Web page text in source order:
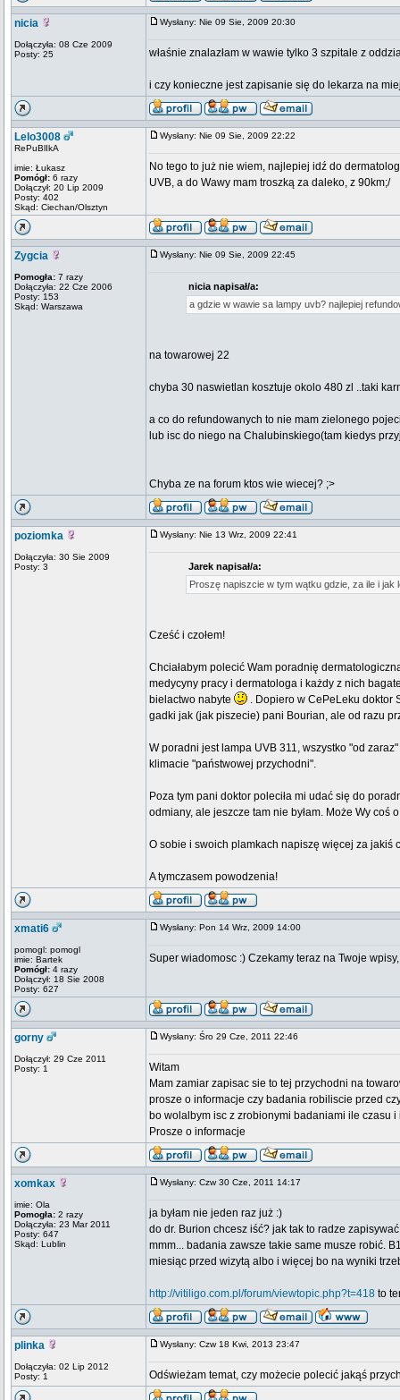
nicia
Dołączyła: 08 Cze 2009
Posty: 25
Wysłany: Nie 09 Sie, 2009 20:30
właśnie znalazłam w wawie tylko 3 szpitale z
i czy konieczne jest zapisanie się do lekarza na
Lelo3008
RePuBlIkA
imie: Łukasz
Pomógł: 6 razy
Dołączył: 20 Lip 2009
Posty: 402
Skąd: Ciechan/Olsztyn
Wysłany: Nie 09 Sie, 2009 22:22
No tego to już nie wiem, najlepiej idź do
UVB, a do Wawy mam troszką za daleko, z 90km;/
Zygcia
Pomogła: 7 razy
Dołączyła: 22 Cze 2006
Posty: 153
Skąd: Warszawa
Wysłany: Nie 09 Sie, 2009 22:45
nicia napisał/a:
a gdzie w wawie sa lampy uvb? najlepiej
na towarowej 22
chyba 30 naswietlan kosztuje okolo 480 zl ..taki
a co do refundowanych to nie mam zielonego
lub isc do niego na Chalubinskiego(tam kiedys
Chyba ze na forum ktos wie wiecej? ;>
poziomka
Dołączyła: 30 Sie 2009
Posty: 3
Wysłany: Nie 13 Wrz, 2009 22:41
Jarek napisał/a:
Proszę napiszcie w tym wątku gdzie, za ile i
Cześć i czołem!
Chciałabym polecić Wam poradnię
medycyny pracy i dermatologa i każdy z nich
bielactwo nabyte
. Dopiero w CePeLeku doktor
gadki jak (jak piszecie) pani Bourian, ale od razu
W poradni jest lampa UVB 311, wszystko "od
klimacie "państwowej przychodni".
Poza tym pani doktor poleciła mi udać się do
odmiany, ale jeszcze tam nie byłam. Może Wy coś
O sobie i swoich plamkach napiszę więcej za jakiś
A tymczasem powodzenia!
xmati6
pomogl: pomogl
imie: Bartek
Pomógł: 4 razy
Dołączył: 18 Sie 2008
Posty: 627
Wysłany: Pon 14 Wrz, 2009 14:00
Super wiadomosc :) Czekamy teraz na Twoje
gorny
Dołączył: 29 Cze 2011
Posty: 1
Wysłany: Śro 29 Cze, 2011 22:46
Witam
Mam zamiar zapisac sie to tej przychodni na
prosze o informacje czy badania robiliscie przed
bo wolalbym isc z zrobionymi badaniami ile czasu i
Prosze o informacje
xomkax
imie: Ola
Pomogła: 2 razy
Dołączyła: 23 Mar 2011
Posty: 647
Skąd: Lublin
Wysłany: Czw 30 Cze, 2011 14:17
ja byłam nie jeden raz już :)
do dr. Burion chcesz iść? jak tak to radze
mmm... badania zawsze takie same musze robić.
miesiąc przed wizytą albo i więcej bo na wyniki
http://vitiligo.com.pl/forum/viewtopic.php?t=418 to
plinka
Dołączyła: 02 Lip 2012
Posty: 1
Wysłany: Czw 18 Kwi, 2013 23:47
Odświeżam temat, czy możecie polecić jakąś